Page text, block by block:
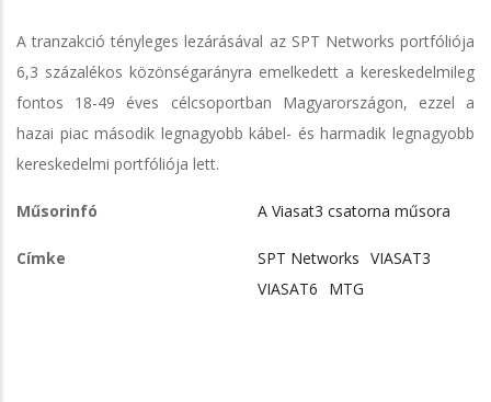
A tranzakció tényleges lezárásával az SPT Networks portfóliója
6,3 százalékos közönségarányra emelkedett a kereskedelmileg
fontos 18-49 éves célcsoportban Magyarországon, ezzel a
hazai piac második legnagyobb kábel- és harmadik legnagyobb
kereskedelmi portfóliója lett.
Műsorinfó A Viasat3 csatorna műsora
Címke SPT Networks VIASAT3
VIASAT6
MTG